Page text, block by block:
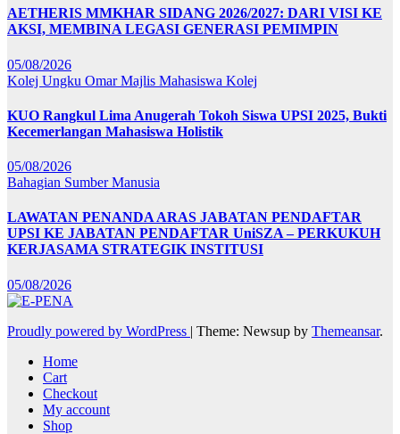
AETHERIS MMKHAR SIDANG 2026/2027: DARI VISI KE
AKSI, MEMBINA LEGASI GENERASI PEMIMPIN
05/08/2026
Kolej Ungku OmarMajlis Mahasiswa Kolej
KUO Rangkul Lima Anugerah Tokoh Siswa UPSI 2025, Bukti
Kecemerlangan Mahasiswa Holistik
05/08/2026
Bahagian Sumber Manusia
LAWATAN PENANDA ARAS JABATAN PENDAFTAR
UPSI KE JABATAN PENDAFTAR UniSZA – PERKUKUH
KERJASAMA STRATEGIK INSTITUSI
05/08/2026
Proudly powered by WordPress | Theme: Newsup by Themeansar.
Home
Cart
Checkout
My account
Shop